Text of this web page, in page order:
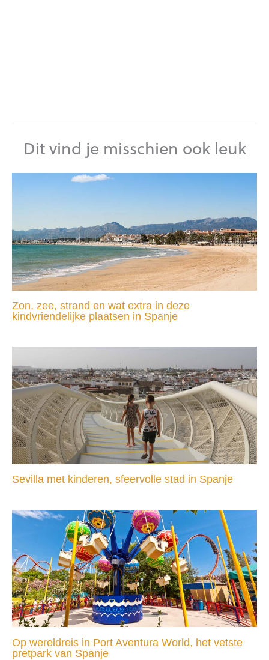
Dit vind je misschien ook leuk
Zon, zee, strand en wat extra in deze
kindvriendelijke plaatsen in Spanje
Sevilla met kinderen, sfeervolle stad in Spanje
Op wereldreis in Port Aventura World, het vetste
pretpark van Spanje